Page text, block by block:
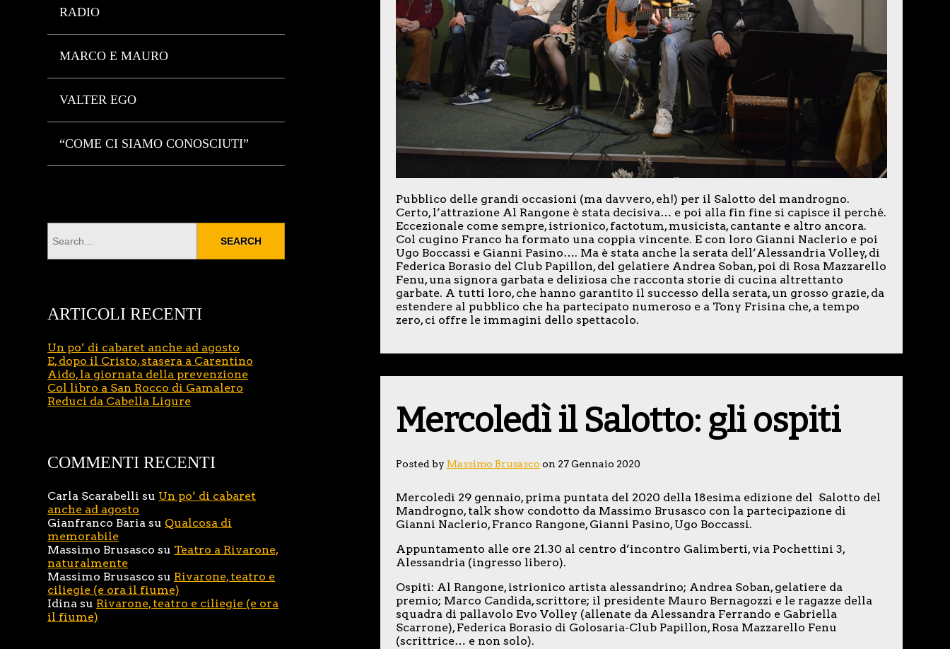
RADIO
MARCO E MAURO
VALTER EGO
“COME CI SIAMO CONOSCIUTI”
Pubblico delle grandi occasioni (ma davvero, eh!) per il Salotto del mandrogno.
Certo, l’attrazione Al Rangone è stata decisiva… e poi alla fin fine si capisce il perché.
Eccezionale come sempre, istrionico, factotum, musicista, cantante e altro ancora.
Col cugino Franco ha formato una coppia vincente. E con loro Gianni Naclerio e poi
Ugo Boccassi e Gianni Pasino…. Ma è stata anche la serata dell’Alessandria Volley, di
Federica Borasio del Club Papillon, del gelatiere Andrea Soban, poi di Rosa Mazzarello
Fenu, una signora garbata e deliziosa che racconta storie di cucina altrettanto
garbate. A tutti loro, che hanno garantito il successo della serata, un grosso grazie, da
estendere al pubblico che ha partecipato numeroso e a Tony Frisina che, a tempo
zero, ci offre le immagini dello spettacolo.
Mercoledì il Salotto: gli ospiti
Posted by Massimo Brusasco on 27 Gennaio 2020
Mercoledì 29 gennaio, prima puntata del 2020 della 18esima edizione del Salotto del
Mandrogno, talk show condotto da Massimo Brusasco con la partecipazione di
Gianni Naclerio, Franco Rangone, Gianni Pasino, Ugo Boccassi.
Appuntamento alle ore 21.30 al centro d’incontro Galimberti, via Pochettini 3,
Alessandria (ingresso libero).
Ospiti: Al Rangone, istrionico artista alessandrino; Andrea Soban, gelatiere da
premio; Marco Candida, scrittore; il presidente Mauro Bernagozzi e le ragazze della
squadra di pallavolo Evo Volley (allenate da Alessandra Ferrando e Gabriella
Scarrone), Federica Borasio di Golosaria-Club Papillon, Rosa Mazzarello Fenu
(scrittrice… e non solo).
ARTICOLI RECENTI
Un po’ di cabaret anche ad agosto
E, dopo il Cristo, stasera a Carentino
Aido, la giornata della prevenzione
Col libro a San Rocco di Gamalero
Reduci da Cabella Ligure
COMMENTI RECENTI
Carla Scarabelli su Un po’ di cabaret
anche ad agosto
Gianfranco Baria su Qualcosa di
memorabile
Massimo Brusasco su Teatro a Rivarone,
naturalmente
Massimo Brusasco su Rivarone, teatro e
ciliegie (e ora il fiume)
Idina su Rivarone, teatro e ciliegie (e ora
il fiume)